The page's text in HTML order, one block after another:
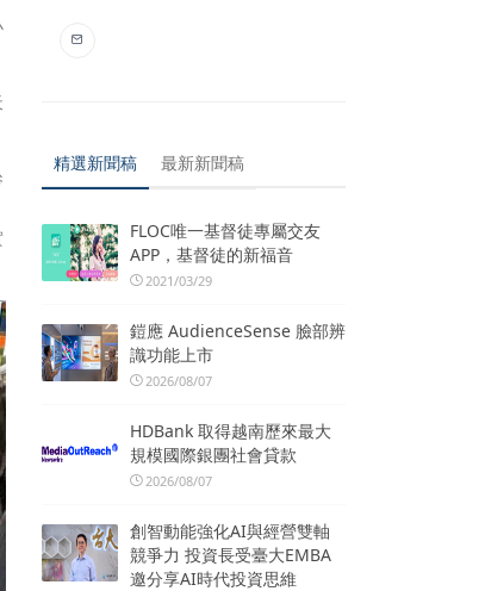
精選新聞稿 最新新聞稿
FLOC唯一基督徒專屬交友
APP，基督徒的新福音
2021/03/29
鎧應 AudienceSense 臉部辨
識功能上市
2026/08/07
HDBank 取得越南歷來最大
規模國際銀團社會貸款
2026/08/07
創智動能強化AI與經營雙軸
競爭力 投資長受臺大EMBA
邀分享AI時代投資思維